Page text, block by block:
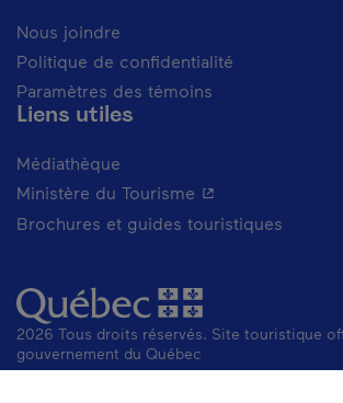
Nous joindre
Politique de confidentialité
Paramètres des témoins
Liens utiles
Médiathèque
Ministère du Tourisme - Cet hyperlien
Brochures et guides touristiques
2026 Tous droits réservés. Site touristique
gouvernement du Québec